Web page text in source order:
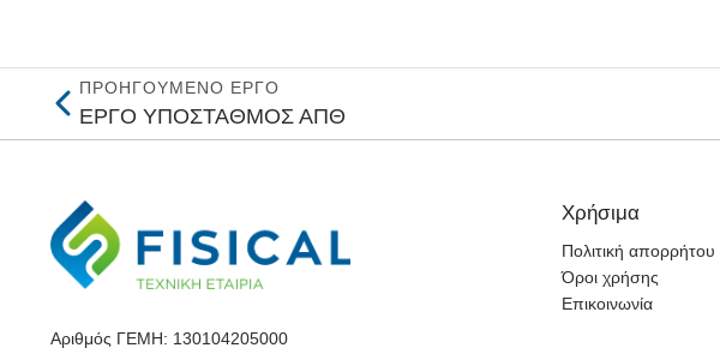
ΠΡΟΗΓΟΎΜΕΝΟ ΈΡΓΟ
ΕΡΓΟ ΥΠΟΣΤΑΘΜΟΣ ΑΠΘ
Αριθμός ΓΕΜΗ: 130104205000
Χρήσιμα
Πολιτική απορρήτου
Όροι χρήσης
Επικοινωνία